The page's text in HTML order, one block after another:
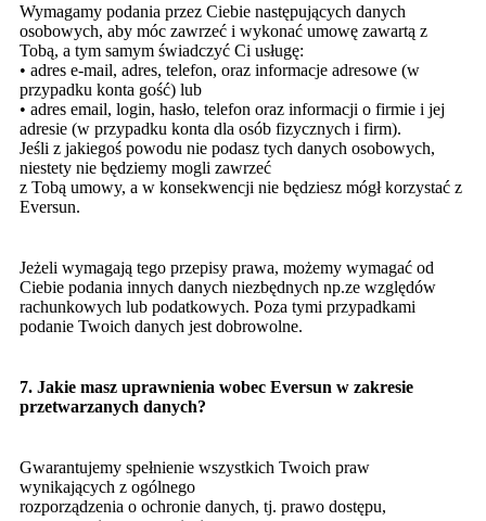
Wymagamy podania przez Ciebie następujących danych
osobowych, aby móc zawrzeć i wykonać umowę zawartą z
Tobą, a tym samym świadczyć Ci usługę:
• adres e-mail, adres, telefon, oraz informacje adresowe (w
przypadku konta gość) lub
• adres email, login, hasło, telefon oraz informacji o firmie i jej
adresie (w przypadku konta dla osób fizycznych i firm).
Jeśli z jakiegoś powodu nie podasz tych danych osobowych,
niestety nie będziemy mogli zawrzeć
z Tobą umowy, a w konsekwencji nie będziesz mógł korzystać z
Eversun.
Jeżeli wymagają tego przepisy prawa, możemy wymagać od
Ciebie podania innych danych niezbędnych np.ze względów
rachunkowych lub podatkowych. Poza tymi przypadkami
podanie Twoich danych jest dobrowolne.
7. Jakie masz uprawnienia wobec Eversun w zakresie
przetwarzanych danych?
Gwarantujemy spełnienie wszystkich Twoich praw
wynikających z ogólnego
rozporządzenia o ochronie danych, tj. prawo dostępu,